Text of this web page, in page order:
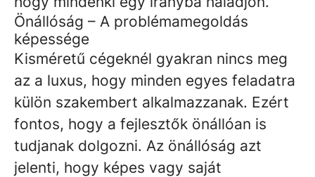
Önállóság – A problémamegoldás
képessége
Kisméretű cégeknél gyakran nincs meg
az a luxus, hogy minden egyes feladatra
külön szakembert alkalmazzanak. Ezért
fontos, hogy a fejlesztők önállóan is
tudjanak dolgozni. Az önállóság azt
jelenti, hogy képes vagy saját